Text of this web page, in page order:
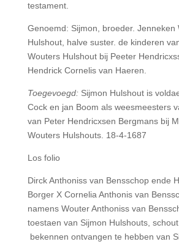
testament.
Genoemd: Sijmon, broeder. Jenneken
Hulshout, halve suster. de kinderen
Wouters Hulshout bij Peeter
Hendrick Cornelis van Haeren.
Toegevoegd:Sijmon Hulshout is
Cock en jan Boom als weesmeesters
van Peter Hendricxsen Bergmans bij
Wouters Hulshouts. 18-4-1687
Los folio
Dirck Anthoniss van Bensschop ende
Borger X Cornelia Anthonis van
namens Wouter Anthoniss van
toestaen van Sijmon Hulshouts, schout
bekennen ontvangen te hebben van